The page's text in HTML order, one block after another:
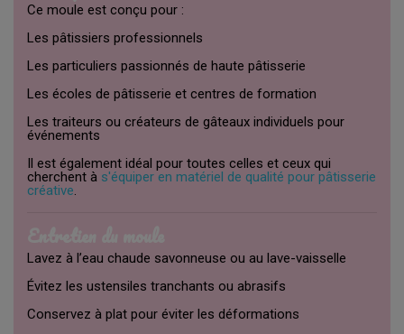
Ce moule est conçu pour :
Les pâtissiers professionnels
Les particuliers passionnés de haute pâtisserie
Les écoles de pâtisserie et centres de formation
Les traiteurs ou créateurs de gâteaux individuels pour
événements
Il est également idéal pour toutes celles et ceux qui
cherchent à s'équiper en matériel de qualité pour pâtisserie
créative.
Lavez à l’eau chaude savonneuse ou au lave-vaisselle
Évitez les ustensiles tranchants ou abrasifs
Conservez à plat pour éviter les déformations